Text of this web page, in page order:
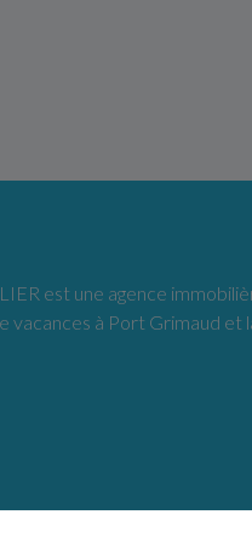
est une agence
vacances à Port Grimaud et